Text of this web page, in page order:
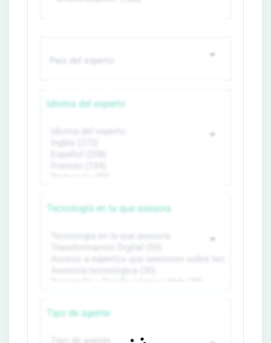
Idioma del experto
Tecnología en la que asesora
Tipo de agente